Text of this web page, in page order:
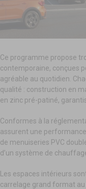
Ce programme propose
contemporaine, conçues
agréable au quotidien.
qualité : construction en
en zinc pré-patiné,
Conformes à la
assurent une
de menuiseries PVC
d’un système de
Les espaces intérieurs
carrelage grand format